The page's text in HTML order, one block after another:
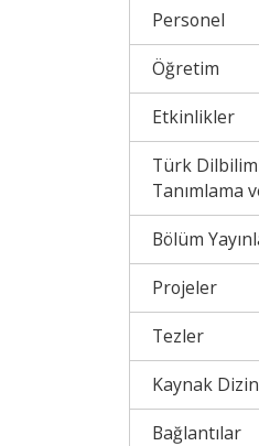
Personel
Öğretim
Etkinlikler
Türk
Tanımlama
Bölüm
Projeler
Tezler
Kaynak
Bağlantılar